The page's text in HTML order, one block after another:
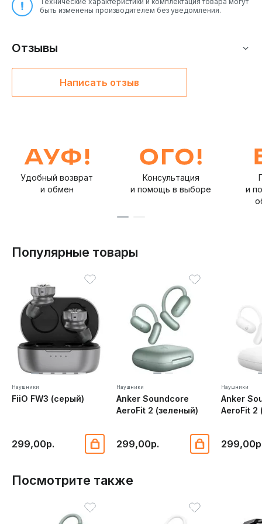
кто ценит качество звука, стиль и комфорт в
быть изменены производителем без уведомления.
Отзывы
Написать отзыв
Удобный возврат
и обмен
Консультация
и помощь в выборе
и
Популярные товары
Наушники
FiiO FW3 (серый)
299,00р.
Наушники
Anker Soundcore
AeroFit 2 (зеленый)
299,00р.
Наушники
Anker
AeroFit 2
Посмотрите также